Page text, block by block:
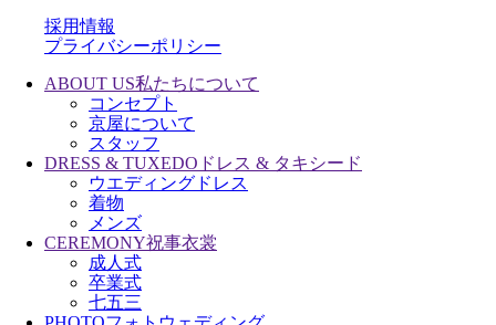
採用情報
プライバシーポリシー
ABOUT US私たちについて
コンセプト
京屋について
スタッフ
DRESS & TUXEDO ドレス & タキシード
ウエディングドレス
着物
メンズ
CEREMONY祝事衣裳
成人式
卒業式
七五三